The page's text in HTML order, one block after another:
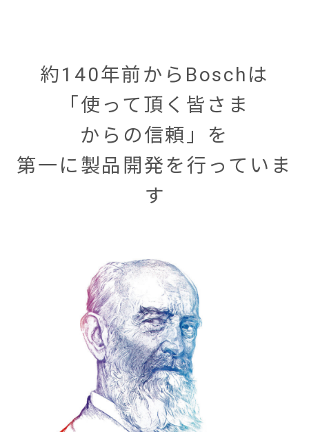
約140年前からBoschは
「使って頂く皆さま
からの信頼」を
第一に製品開発を行っていま
す